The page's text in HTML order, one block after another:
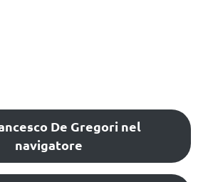
De Gregori nel
navigatore